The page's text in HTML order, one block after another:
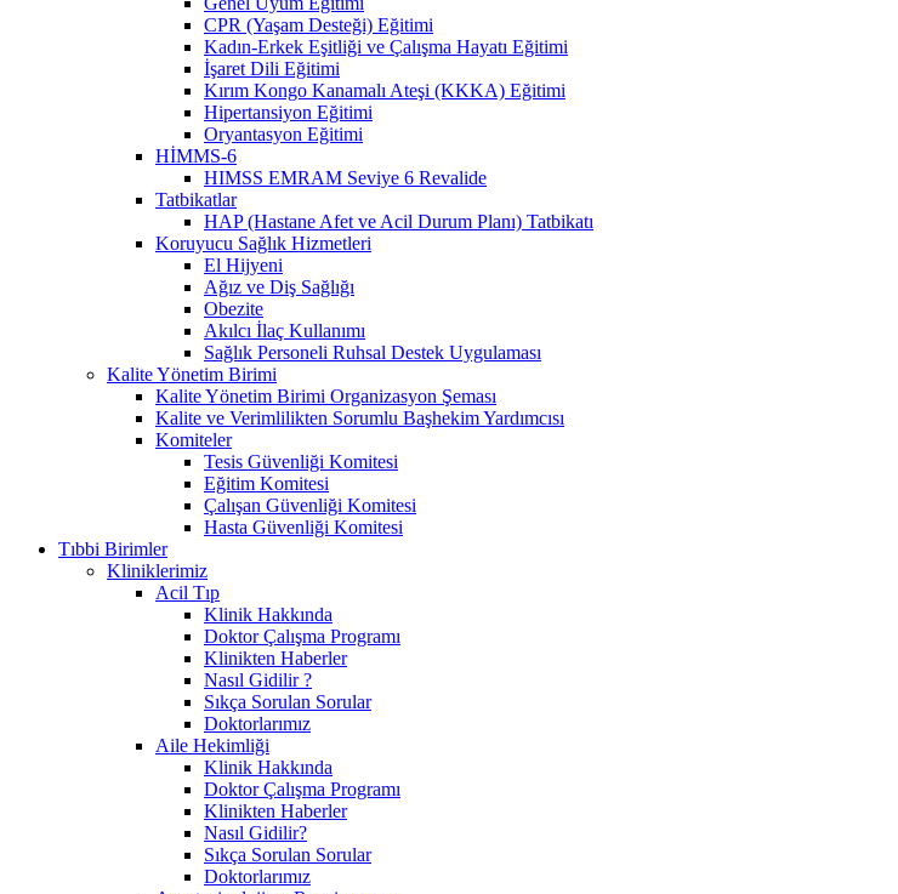
CPR (Yaşam Desteği) Eğitimi
Kadın-Erkek Eşitliği ve Çalışma Hayatı Eğitimi
İşaret Dili Eğitimi
Kırım Kongo Kanamalı Ateşi (KKKA) Eğitimi
Hipertansiyon Eğitimi
Oryantasyon Eğitimi
HİMMS-6
HIMSS EMRAM Seviye 6 Revalide
Tatbikatlar
HAP (Hastane Afet ve Acil Durum Planı) Tatbikatı
Koruyucu Sağlık Hizmetleri
El Hijyeni
Ağız ve Diş Sağlığı
Obezite
Akılcı İlaç Kullanımı
Sağlık Personeli Ruhsal Destek Uygulaması
Kalite Yönetim Birimi
Kalite Yönetim Birimi Organizasyon Şeması
Kalite ve Verimlilikten Sorumlu Başhekim Yardımcısı
Komiteler
Tesis Güvenliği Komitesi
Eğitim Komitesi
Çalışan Güvenliği Komitesi
Hasta Güvenliği Komitesi
Tıbbi Birimler
Kliniklerimiz
Acil Tıp
Klinik Hakkında
Doktor Çalışma Programı
Klinikten Haberler
Nasıl Gidilir ?
Sıkça Sorulan Sorular
Doktorlarımız
Aile Hekimliği
Klinik Hakkında
Doktor Çalışma Programı
Klinikten Haberler
Nasıl Gidilir?
Sıkça Sorulan Sorular
Doktorlarımız